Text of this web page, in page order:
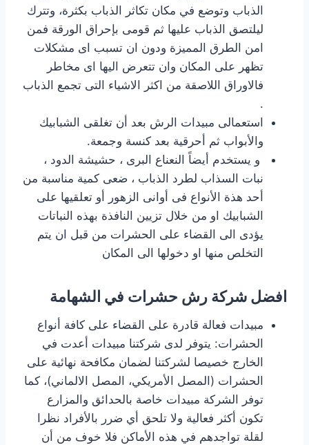
الذباب وتوضع في مكان تكاثر الذباب بكثرة، وتترك
ليلتصق الذباب عليها ثم قومى بإحراق الورقة فمن
امن الطرق المميزة ودون ان تسبب اى مشكلات
تظهر على المكان وان تتعرض اليها اى مخاطر
فالاوراق اللاصقة من اكثر الاشياء التى تجمع الذباب
.
استعمالى مبيدات الرش بعد أن تغلقى الشبابيك
والأبواب ثم أحرقية بعد كنسة وجمعة.
و يستخدم أيضاً النعناع البرى ، حشيشة الدود ،
نبات السذاب لطرد الذباب ، ضعى كمية مناسبة من
أحد هذة الأنواع فى أوانى الزهور أو تعلقيها على
الشبابيك او من خلال تزيين النافذة بهذه النباتات
يؤدى الى القضاء على الحشرات من قبل ان يتم
التخلص منها او دخولها الى المكان
افضل شركة رش حشرات في الشهامة
مبيدات فعالة قادرة على القضاء على كافة أنواع
الحشرات: يتوفر لدى شركتنا مبيدات أعدت في
الخارج خصيصا لشركتنا لضمان مكافحة نهائية على
الحشرات (المصل الأمريكي، المصل الالماني)، كما
توفر الشركة مبيدات خاصة بالحدائق والمزارع
تكون أكثر فعالية ولا تلحق أي ضرر بالأفراد نظرا
لقلة تواجدهم في هذه الأماكن فلا خوف من أن